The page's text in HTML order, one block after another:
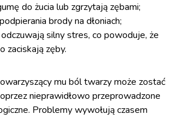
do żucia lub zgrzytają zębami;
brody na dłoniach;
silny stres, co powoduje, że
zaciskają zęby.
mu ból twarzy może zostać
nieprawidłowo przeprowadzone
Problemy wywołują czasem